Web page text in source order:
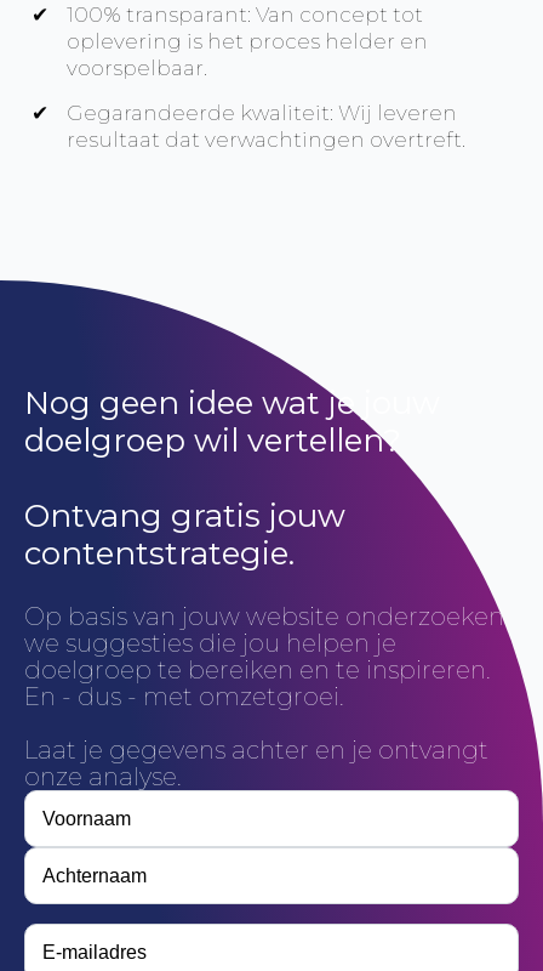
100% transparant: Van concept tot
oplevering is het proces helder en
voorspelbaar.
Gegarandeerde kwaliteit: Wij leveren
resultaat dat verwachtingen overtreft.
Nog geen idee wat je jouw
doelgroep wil vertellen?
Ontvang gratis jouw
contentstrategie.
Op basis van jouw website onderzoeken
we suggesties die jou helpen je
doelgroep te bereiken en te inspireren.
En - dus - met omzetgroei.
Laat je gegevens achter en je ontvangt
onze analyse.
Je
naam(Vereist)
Voornaam
Je e-
mailadres(Vereist)